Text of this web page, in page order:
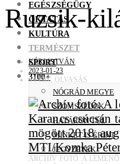
EGÉSZSÉGÜGY
OKTATÁS
KULTÚRA
TERMÉSZET
SPORT
3100+
NÓGRÁD MEGYE
SZOMSZÉDOK
HATÁRON TÚL
MINKET IS ÉRINT
JEGYZETEK
Ruzsik-
KÉRI ISTVÁN
2023-01-23
3 PERC OLVASÁS
ARCHÍV FOTÓ: A